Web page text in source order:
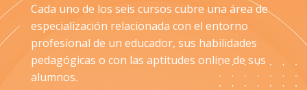
Cada uno de los seis cursos cubre una área de
especialización relacionada con el entorno
profesional de un educador, sus habilidades
pedagógicas o con las aptitudes online de sus
alumnos.